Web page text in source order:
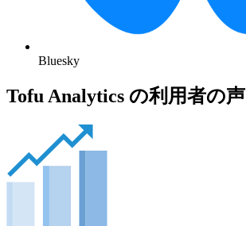
Bluesky
Tofu Analytics の利用者の声